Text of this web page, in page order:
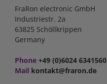
FraRon electronic GmbH
Industriestr. 2a
63825 Schöllkrippen
Germany
Phone +49 (0)6024 6341560
Mail kontakt@fraron.de